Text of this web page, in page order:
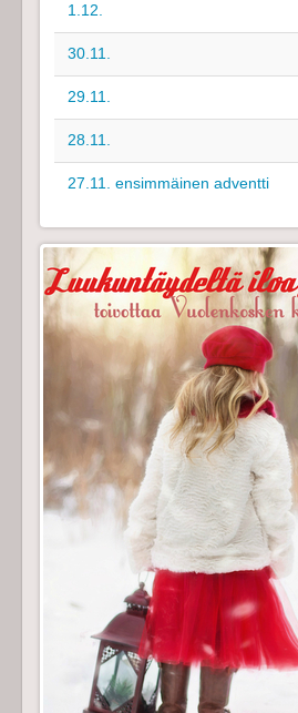
1.12.
30.11.
29.11.
28.11.
27.11. ensimmäinen adventti